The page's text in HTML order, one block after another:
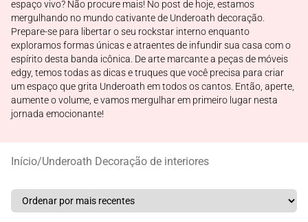
espaço vivo? Não procure mais! No post de hoje, estamos
mergulhando no mundo cativante de Underoath decoração.
Prepare-se para libertar o seu rockstar interno enquanto
exploramos formas únicas e atraentes de infundir sua casa com o
espírito desta banda icônica. De arte marcante a peças de móveis
edgy, temos todas as dicas e truques que você precisa para criar
um espaço que grita Underoath em todos os cantos. Então, aperte,
aumente o volume, e vamos mergulhar em primeiro lugar nesta
jornada emocionante!
Início/Underoath Decoração de interiores